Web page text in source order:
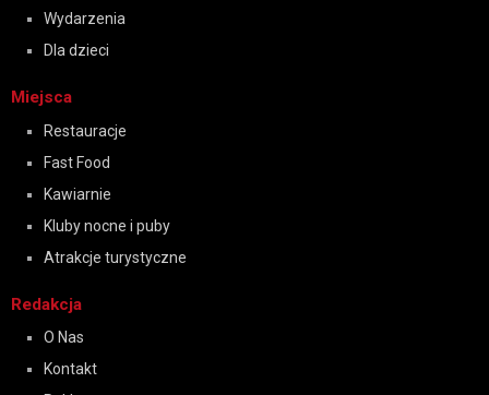
Wydarzenia
Dla dzieci
Miejsca
Restauracje
Fast Food
Kawiarnie
Kluby nocne i puby
Atrakcje turystyczne
Redakcja
O Nas
Kontakt